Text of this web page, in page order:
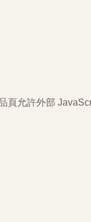
頁允許外部